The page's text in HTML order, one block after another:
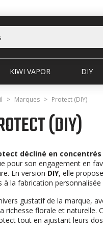
KIWI VAPOR DIY
Marques Protect (DIY)
(DIY)
décliné en concentrés
pour son engagement en
En version DIY, elle
à la fabrication personnalisée
gustatif de la marque,
richesse florale et naturelle.
tout en ajustant leurs